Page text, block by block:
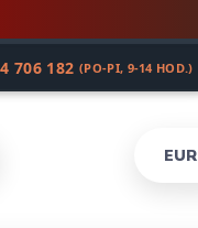
EUR
706 182 (PO-PI, 9-14 HOD.)